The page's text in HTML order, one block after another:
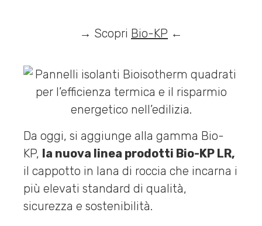
→ Scopri Bio-KP ←
Da oggi, si aggiunge alla gamma Bio-
KP, la nuova linea prodotti Bio-KP LR,
il cappotto in lana di roccia che incarna i
più elevati standard di qualità,
sicurezza e sostenibilità.